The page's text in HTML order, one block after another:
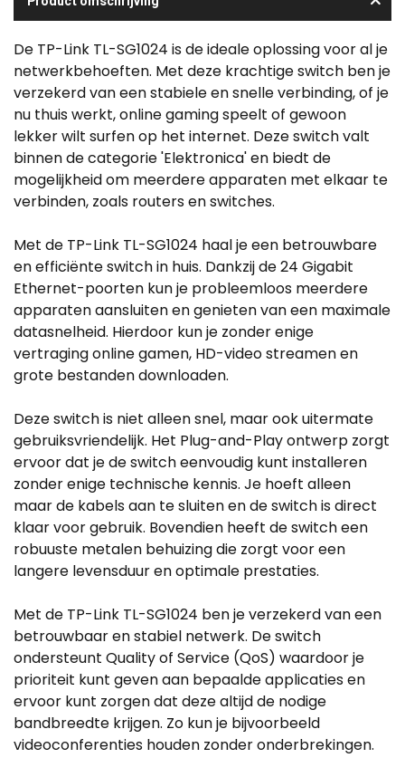
De TP-Link TL-SG1024 is de ideale oplossing voor al je
netwerkbehoeften. Met deze krachtige switch ben je
verzekerd van een stabiele en snelle verbinding, of je
nu thuis werkt, online gaming speelt of gewoon
lekker wilt surfen op het internet. Deze switch valt
binnen de categorie 'Elektronica' en biedt de
mogelijkheid om meerdere apparaten met elkaar te
verbinden, zoals routers en switches.
Met de TP-Link TL-SG1024 haal je een betrouwbare
en efficiënte switch in huis. Dankzij de 24 Gigabit
Ethernet-poorten kun je probleemloos meerdere
apparaten aansluiten en genieten van een maximale
datasnelheid. Hierdoor kun je zonder enige
vertraging online gamen, HD-video streamen en
grote bestanden downloaden.
Deze switch is niet alleen snel, maar ook uitermate
gebruiksvriendelijk. Het Plug-and-Play ontwerp zorgt
ervoor dat je de switch eenvoudig kunt installeren
zonder enige technische kennis. Je hoeft alleen
maar de kabels aan te sluiten en de switch is direct
klaar voor gebruik. Bovendien heeft de switch een
robuuste metalen behuizing die zorgt voor een
langere levensduur en optimale prestaties.
Met de TP-Link TL-SG1024 ben je verzekerd van een
betrouwbaar en stabiel netwerk. De switch
ondersteunt Quality of Service (QoS) waardoor je
prioriteit kunt geven aan bepaalde applicaties en
ervoor kunt zorgen dat deze altijd de nodige
bandbreedte krijgen. Zo kun je bijvoorbeeld
videoconferenties houden zonder onderbrekingen.